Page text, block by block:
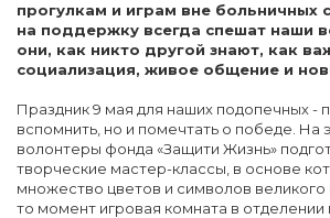
прогулкам и играм вне больничных
на поддержку всегда спешат наши
они, как никто другой знают, как
социализация, живое общение и
Праздник 9 мая для наших подопечных -
вспомнить, но и помечтать о победе. На
волонтеры фонда «Защити Жизнь»
творческие мастер-классы, в основе
множество цветов и символов великого
то момент игровая комната в отделении